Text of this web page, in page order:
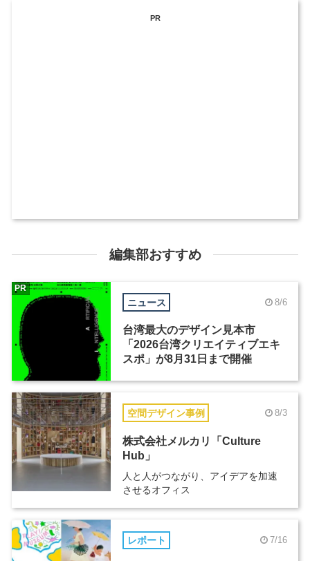
PR
編集部おすすめ
ニュース 8/6
台湾最大のデザイン見本市
「2026台湾クリエイティブエキ
スポ」が8月31日まで開催
PR
空間デザイン事例 8/3
株式会社メルカリ「Culture
Hub」
人と人がつながり、アイデアを加速
させるオフィス
レポート 7/16